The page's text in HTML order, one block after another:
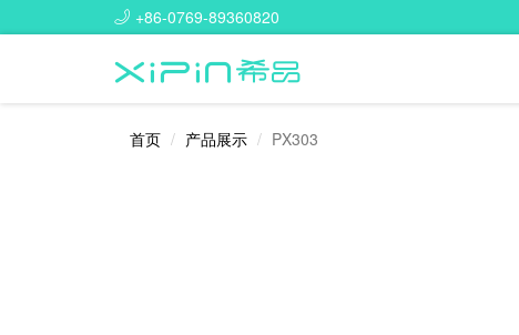
+86-0769-89360820
首页 产品展示 PX303